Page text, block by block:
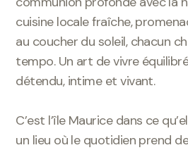
cuisine locale fraîche,
au coucher du soleil, chacun
tempo. Un art de vivre
détendu, intime et vivant.
C’est l’île Maurice dans ce
un lieu où le quotidien prend